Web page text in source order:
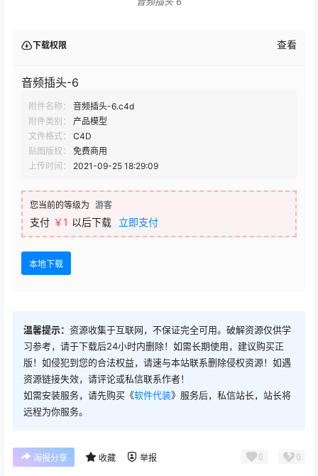
下载权限 查看
音频插头-6
附件名称：
音频插头-6.c4d
附件类别：
产品模型
文件格式：
C4D
贴图版权：
免费商用
上传时间：
2021-09-25 18:29:09
您当前的等级为 游客
支付 ￥1 以后下载 立即支付
本地下载
温馨提示： 资源收集于互联网，不保证完全可用。破解资源仅供学
习参考，请于下载后24小时内删除！如需长期使用，建议购买正
版！如侵犯到您的合法权益，请速与本站联系删除侵权资源！如遇
资源链接失效，请评论或私信联系作者！
如需安装服务，请先购买《软件代装》服务后，私信站长，站长将
远程为你服务。
海报分享 收藏 举报 0 0